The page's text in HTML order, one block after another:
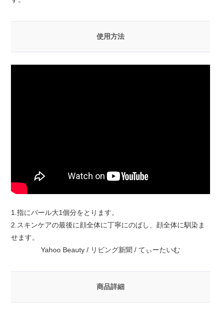
使用方法
1.指にパール大1個分をとります。
2.スキンケアの最後に顔全体に丁寧にのばし、顔全体に馴染ま
せます。
Yahoo Beauty / リビング新聞 / てぃーたいむ
商品詳細